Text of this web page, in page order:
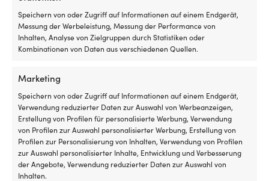
Speichern von oder Zugriff auf Informationen auf einem Endgerät,
Messung der Werbeleistung, Messung der Performance von
Inhalten, Analyse von Zielgruppen durch Statistiken oder
Kombinationen von Daten aus verschiedenen Quellen.
Marketing
Speichern von oder Zugriff auf Informationen auf einem Endgerät,
Verwendung reduzierter Daten zur Auswahl von Werbeanzeigen,
Erstellung von Profilen für personalisierte Werbung, Verwendung
von Profilen zur Auswahl personalisierter Werbung, Erstellung von
Profilen zur Personalisierung von Inhalten, Verwendung von Profilen
zur Auswahl personalisierter Inhalte, Entwicklung und Verbesserung
der Angebote, Verwendung reduzierter Daten zur Auswahl von
Inhalten.
Bergöse mit Bergkeil, 180 x 16
mm
VERFÜGBAR BEI
Bergöse mit Bergkeil, 195 x 19
mm